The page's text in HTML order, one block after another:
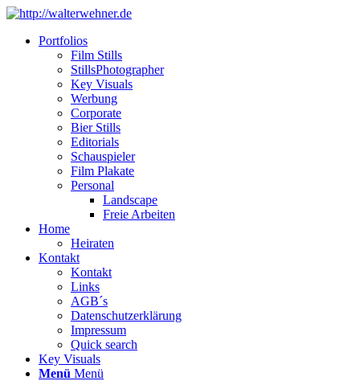
Portfolios
Film Stills
StillsPhotographer
Key Visuals
Werbung
Corporate
Bier Stills
Editorials
Schauspieler
Film Plakate
Personal
Landscape
Freie Arbeiten
Home
Heiraten
Kontakt
Kontakt
Links
AGB´s
Datenschutzerklärung
Impressum
Quick search
Key Visuals
Menü Menü